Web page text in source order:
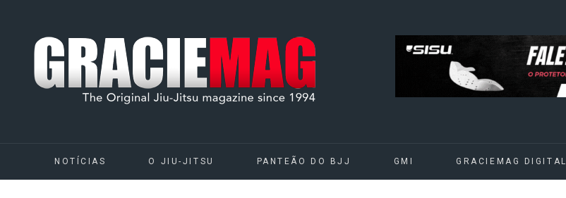
NOTÍCIAS O JIU-JITSU PANTEÃO DO BJJ GMI GRACIEMAG DIGITAL